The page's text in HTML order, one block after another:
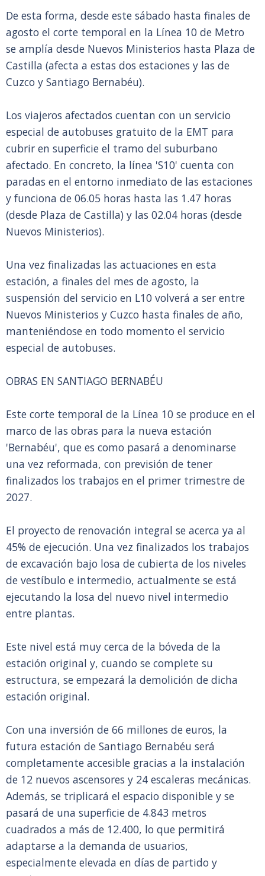
De esta forma, desde este sábado hasta finales de
agosto el corte temporal en la Línea 10 de Metro
se amplía desde Nuevos Ministerios hasta Plaza de
Castilla (afecta a estas dos estaciones y las de
Cuzco y Santiago Bernabéu).
Los viajeros afectados cuentan con un servicio
especial de autobuses gratuito de la EMT para
cubrir en superficie el tramo del suburbano
afectado. En concreto, la línea 'S10' cuenta con
paradas en el entorno inmediato de las estaciones
y funciona de 06.05 horas hasta las 1.47 horas
(desde Plaza de Castilla) y las 02.04 horas (desde
Nuevos Ministerios).
Una vez finalizadas las actuaciones en esta
estación, a finales del mes de agosto, la
suspensión del servicio en L10 volverá a ser entre
Nuevos Ministerios y Cuzco hasta finales de año,
manteniéndose en todo momento el servicio
especial de autobuses.
OBRAS EN SANTIAGO BERNABÉU
Este corte temporal de la Línea 10 se produce en el
marco de las obras para la nueva estación
'Bernabéu', que es como pasará a denominarse
una vez reformada, con previsión de tener
finalizados los trabajos en el primer trimestre de
2027.
El proyecto de renovación integral se acerca ya al
45% de ejecución. Una vez finalizados los trabajos
de excavación bajo losa de cubierta de los niveles
de vestíbulo e intermedio, actualmente se está
ejecutando la losa del nuevo nivel intermedio
entre plantas.
Este nivel está muy cerca de la bóveda de la
estación original y, cuando se complete su
estructura, se empezará la demolición de dicha
estación original.
Con una inversión de 66 millones de euros, la
futura estación de Santiago Bernabéu será
completamente accesible gracias a la instalación
de 12 nuevos ascensores y 24 escaleras mecánicas.
Además, se triplicará el espacio disponible y se
pasará de una superficie de 4.843 metros
cuadrados a más de 12.400, lo que permitirá
adaptarse a la demanda de usuarios,
especialmente elevada en días de partido y